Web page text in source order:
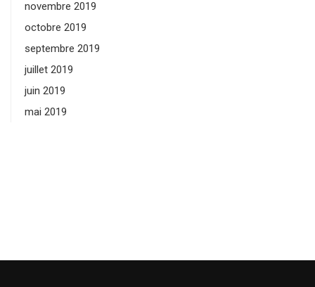
novembre 2019
octobre 2019
septembre 2019
juillet 2019
juin 2019
mai 2019